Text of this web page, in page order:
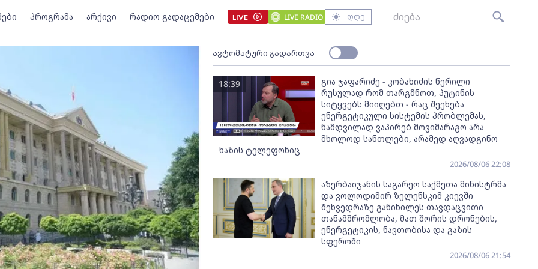
პროგრამა არქივი რადიო გადაცემები LIVE LIVE RADIO დღე
ავტომატური გადართვა
გია ჯაფარიძე - კობახიძის წერილი
რუსულად რომ თარგმნოთ, პუტინის
სიტყვებს მიიღებთ - რაც შეეხება
ენერგეტიკული სისტემის პრობლემას,
ნამდვილად ვაპირებ მოვიმარაგო არა
მხოლოდ სანთლები, არამედ აღვადგინო
ხაზის ტელეფონიც
18:39
2026/08/06 22:08
აზერბაიჯანის საგარეო საქმეთა მინისტრმა
და ვოლოდიმირ ზელენსკიმ კიევში
შეხვედრაზე განიხილეს თავდაცვითი
თანამშრომლობა, მათ შორის დრონების,
ენერგეტიკის, ნავთობისა და გაზის
სფეროში
2026/08/06 21:54